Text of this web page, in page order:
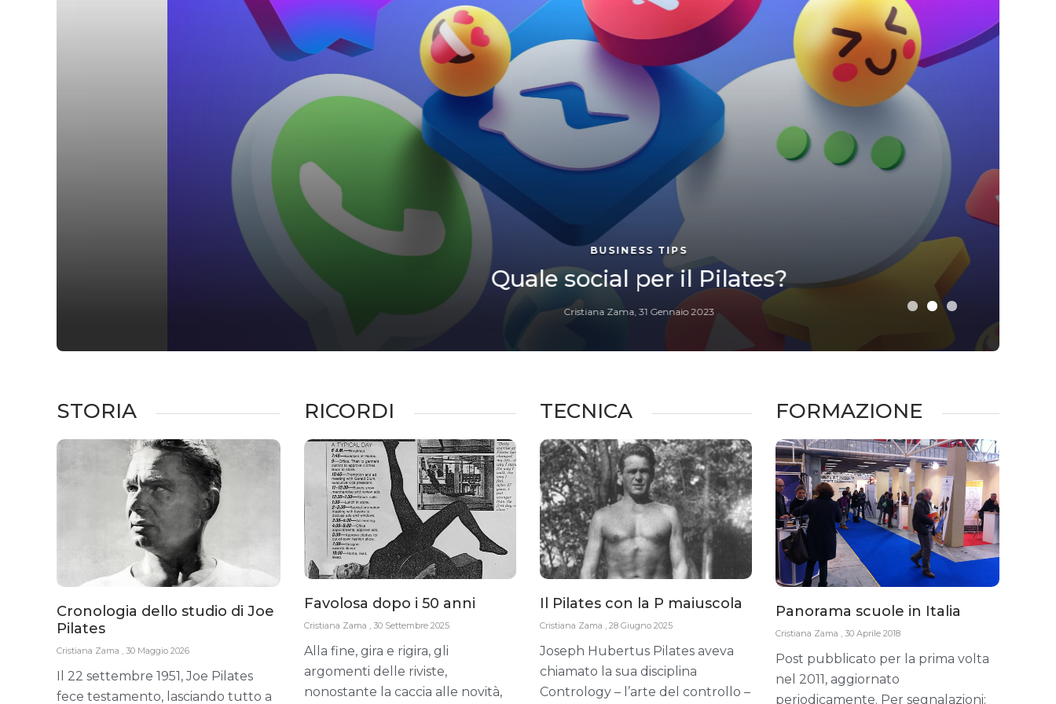
Quale social per il Pilates?
31 Gennaio 2023
STORIA
Cronologia dello studio di Joe
Pilates
Cristiana Zama 30 Maggio 2026
Il 22 settembre 1951, Joe Pilates
fece testamento, lasciando tutto a
RICORDI
Favolosa dopo i 50 anni
Cristiana Zama 30 Settembre 2025
Alla fine, gira e rigira, gli
argomenti delle riviste,
nonostante la caccia alle novità,
TECNICA
Il Pilates con la P maiuscola
Cristiana Zama 28 Giugno 2025
Joseph Hubertus Pilates aveva
chiamato la sua disciplina
Contrology – l’arte del controllo –
FORMAZIONE
Panorama scuole in Italia
Cristiana Zama 30 Aprile 2018
Post pubblicato per la prima volta
nel 2011, aggiornato
periodicamente. Per segnalazioni: